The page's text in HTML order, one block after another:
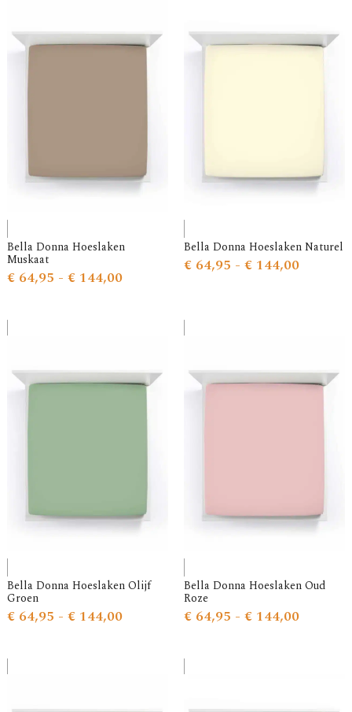
Bella Donna Hoeslaken
Muskaat
€64,95 - €144,00
Bella Donna Hoeslaken Naturel
€ 64,95 - € 144,00
Bella Donna Hoeslaken Olijf
Groen
€64,95 - €144,00
Bella Donna Hoeslaken Oud
Roze
€ 64,95 - € 144,00